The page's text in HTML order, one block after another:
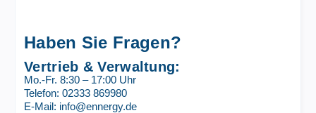
Haben Sie Fragen?
Vertrieb & Verwaltung:
Mo.-Fr. 8:30 – 17:00 Uhr
Telefon: 02333 869980
E-Mail: info@ennergy.de